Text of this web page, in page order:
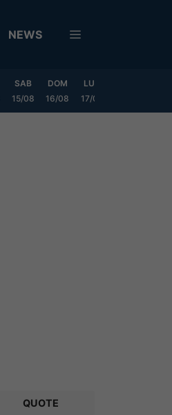
NEWS
SAB
15/08
DOM
16/08
LUN
17/08
QUOTE